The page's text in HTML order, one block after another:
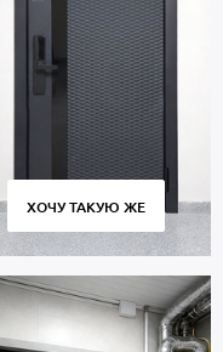
ХОЧУ ТАКУЮ ЖЕ